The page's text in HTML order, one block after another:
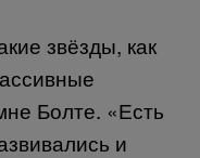
звёзды, как
Болте. «Есть
и